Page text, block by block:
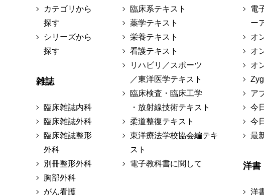
カテゴリから
探す
シリーズから
探す
雑誌
臨床雑誌内科
臨床雑誌外科
臨床雑誌整形
外科
別冊整形外科
胸部外科
がん看護
臨床系テキスト
薬学テキスト
栄養テキスト
看護テキスト
リハビリ／スポーツ
／東洋医学テキスト
臨床検査・臨床工学
・放射線技術テキスト
柔道整復テキスト
東洋療法学校協会編テキ
スト
電子教科書に関して
電
ー
オ
オ
オ
ア
今
今
最
洋書
洋